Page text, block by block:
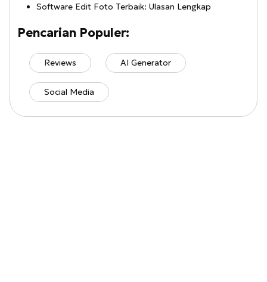
Software Edit Foto Terbaik: Ulasan Lengkap
Pencarian Populer:
Reviews AI Generator
Social Media